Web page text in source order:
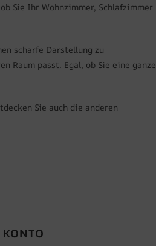
Sie Ihr Wohnzimmer, Schlafzimmer
scharfe Darstellung zu
Raum passt. Egal, ob Sie eine ganze
Sie auch die anderen